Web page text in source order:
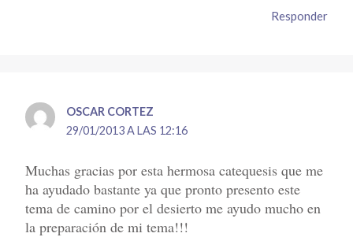
Responder
OSCAR CORTEZ
29/01/2013 A LAS 12:16
Muchas gracias por esta hermosa catequesis que me
ha ayudado bastante ya que pronto presento este
tema de camino por el desierto me ayudo mucho en
la preparación de mi tema!!!